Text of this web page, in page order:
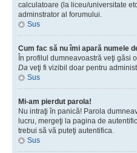
calculatoare (la liceu/universitate
adminstrator al forumului.
Sus
Cum fac să nu îmi apară numele
În profilul dumneavoastră veţi găsi
Da veţi fi vizibil doar pentru
Sus
Mi-am pierdut parola!
Nu intraţi în panică! Parola
lucru, mergeţi la pagina de
trebui să vă puteţi autentifica.
Sus